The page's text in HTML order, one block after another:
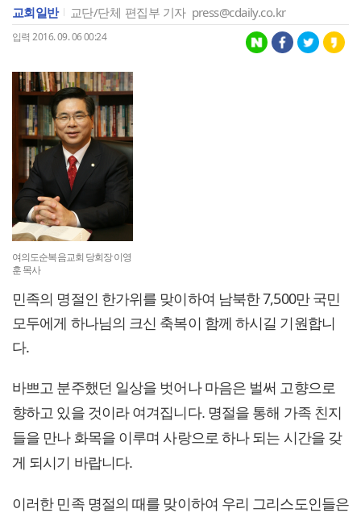
교회일반 교단/단체 편집부 기자 press@cdaily.co.kr
입력 2016. 09. 06 00:24
여의도순복음교회 당회장 이영
훈 목사
민족의 명절인 한가위를 맞이하여 남북한 7,500만 국민
모두에게 하나님의 크신 축복이 함께 하시길 기원합니
다.
바쁘고 분주했던 일상을 벗어나 마음은 벌써 고향으로
향하고 있을 것이라 여겨집니다. 명절을 통해 가족 친지
들을 만나 화목을 이루며 사랑으로 하나 되는 시간을 갖
게 되시기 바랍니다.
이러한 민족 명절의 때를 맞이하여 우리 그리스도인들은